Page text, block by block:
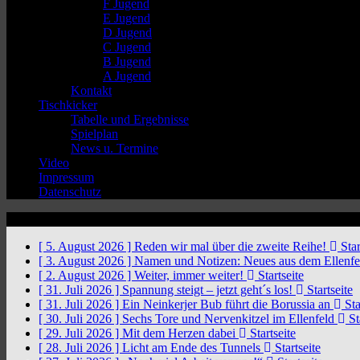
F Jugend
E Jugend
D Jugend
C Jugend
B Jugend
A Jugend
Kontakt
Tischkicker
Tabelle und Ergebnisse
Spielplan
News u. Termine
Video
Impressum
Datenschutz
[ 5. August 2026 ] Reden wir mal über die zweite Reihe!
[ 3. August 2026 ] Namen und Notizen: Neues aus dem
[ 2. August 2026 ] Weiter, immer weiter!
Startseite
[ 31. Juli 2026 ] Spannung steigt – jetzt geht´s los!
Startseite
[ 31. Juli 2026 ] Ein Neinkerjer Bub führt die Borussia an
[ 30. Juli 2026 ] Sechs Tore und Nervenkitzel im Ellenfeld
[ 29. Juli 2026 ] Mit dem Herzen dabei
Startseite
[ 28. Juli 2026 ] Licht am Ende des Tunnels
Startseite